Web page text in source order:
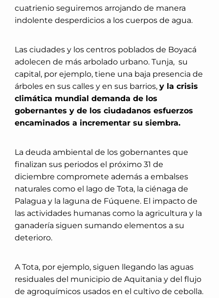
cuatrienio seguiremos arrojando de manera
indolente desperdicios a los cuerpos de agua.
Las ciudades y los centros poblados de Boyacá
adolecen de más arbolado urbano. Tunja, su
capital, por ejemplo, tiene una baja presencia de
árboles en sus calles y en sus barrios, y la crisis
climática mundial demanda de los
gobernantes y de los ciudadanos esfuerzos
encaminados a incrementar su siembra.
La deuda ambiental de los gobernantes que
finalizan sus periodos el próximo 31 de
diciembre compromete además a embalses
naturales como el lago de Tota, la ciénaga de
Palagua y la laguna de Fúquene. El impacto de
las actividades humanas como la agricultura y la
ganadería siguen sumando elementos a su
deterioro.
A Tota, por ejemplo, siguen llegando las aguas
residuales del municipio de Aquitania y del flujo
de agroquímicos usados en el cultivo de cebolla.